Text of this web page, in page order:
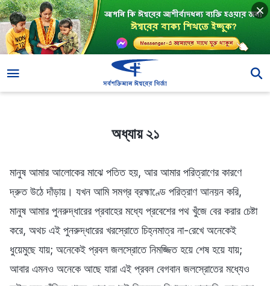
অধ্যায় ২১
মানুষ আমার আলোকের মাঝে পতিত হয়, আর আমার পরিত্রাণের কারণে
দ্রুত উঠে দাঁড়ায়। যখন আমি সমগ্র ব্রহ্মাণ্ডে পরিত্রাণ আনয়ন করি,
মানুষ আমার পুনরুদ্ধারের প্রবাহের মধ্যে প্রবেশের পথ খুঁজে বের করার চেষ্টা
করে, অথচ এই পুনরুদ্ধারের খরস্রোতে চিহ্নমাত্র না-রেখে অনেকেই
ধুয়েমুছে যায়; অনেকেই প্রবল জলস্রোতে নিমজ্জিত হয়ে শেষ হয়ে যায়;
আবার এমনও অনেকে আছে যারা এই প্রবল বেগবান জলস্রোতের মধ্যেও